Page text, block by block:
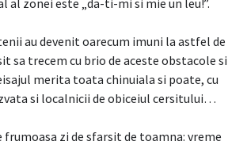
au devenit oarecum imuni la astfel de
sa trecem cu brio de aceste obstacole si
merita toata chinuiala si poate, cu
si localnicii de obiceiul cersitului…
zi de sfarsit de toamna: vreme